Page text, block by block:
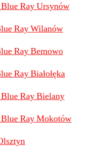
Ray Ursynów
Ray Wilanów
Ray Bemowo
Ray Białołęka
Ray Bielany
Ray Mokotów